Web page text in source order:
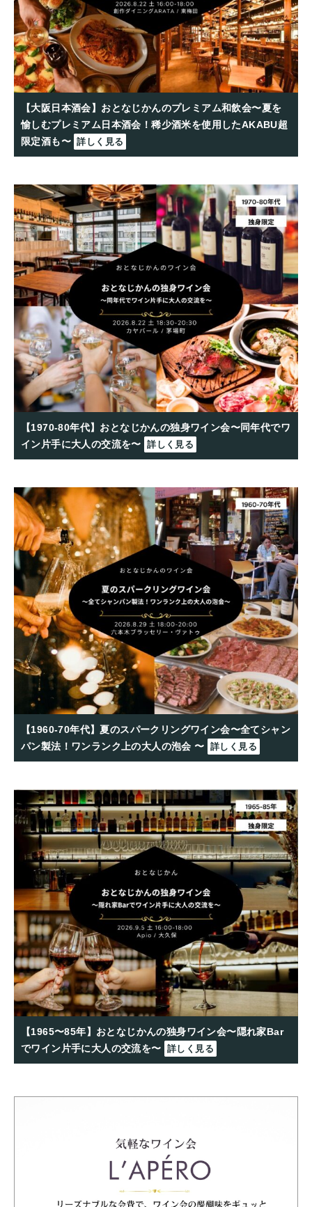
【大阪日本酒会】おとなじかんのプレミアム和飲会〜夏を
愉しむプレミアム日本酒会！稀少酒米を使用したAKABU超
限定酒も〜 詳しく見る
【1970-80年代】おとなじかんの独身ワイン会〜同年代でワ
イン片手に大人の交流を〜
詳しく見る
【1960-70年代】夏のスパークリングワイン会〜全てシャン
パン製法！ワンランク上の大人の泡会 〜 詳しく見る
【1965〜85年】おとなじかんの独身ワイン会〜隠れ家Bar
でワイン片手に大人の交流を〜 詳しく見る